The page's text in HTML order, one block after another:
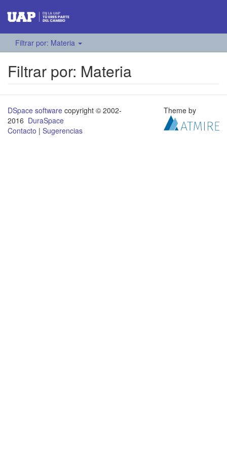
Filtrar por: Materia
Filtrar por: Materia
DSpace software copyright © 2002-
2016 DuraSpace
Contacto | Sugerencias
Theme by